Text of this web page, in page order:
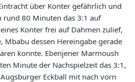
über Konter gefährlich und
rund 80 Minuten das 3:1 auf
Konter frei auf Dahmen zulief,
Mbabu dessen Hereingabe gerade
konnte. Ebenjener Marmoush
Minute der Nachspielzeit das 3:1,
Eckball mit nach vorn